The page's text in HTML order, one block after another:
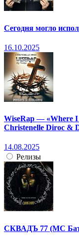
Сегодня могло
16.10.2025
WiseRap — «Where I
Christenelle Diroc &
14.08.2025
Релизы
СКВАДЪ 77 (МС